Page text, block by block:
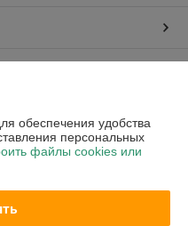
обеспечения удобства
персональных
файлы cookies или